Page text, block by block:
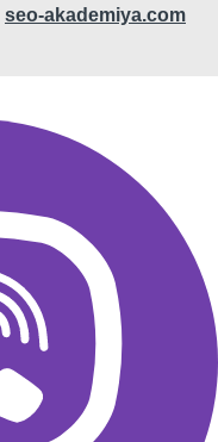
seo-akademiya.com